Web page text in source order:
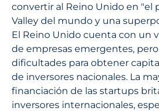
convertir al Reino Unido en "el
Valley del mundo y una
El Reino Unido cuenta con un
de empresas emergentes,
dificultades para obtener
de inversores nacionales. La
financiación de las startups
inversores internacionales,